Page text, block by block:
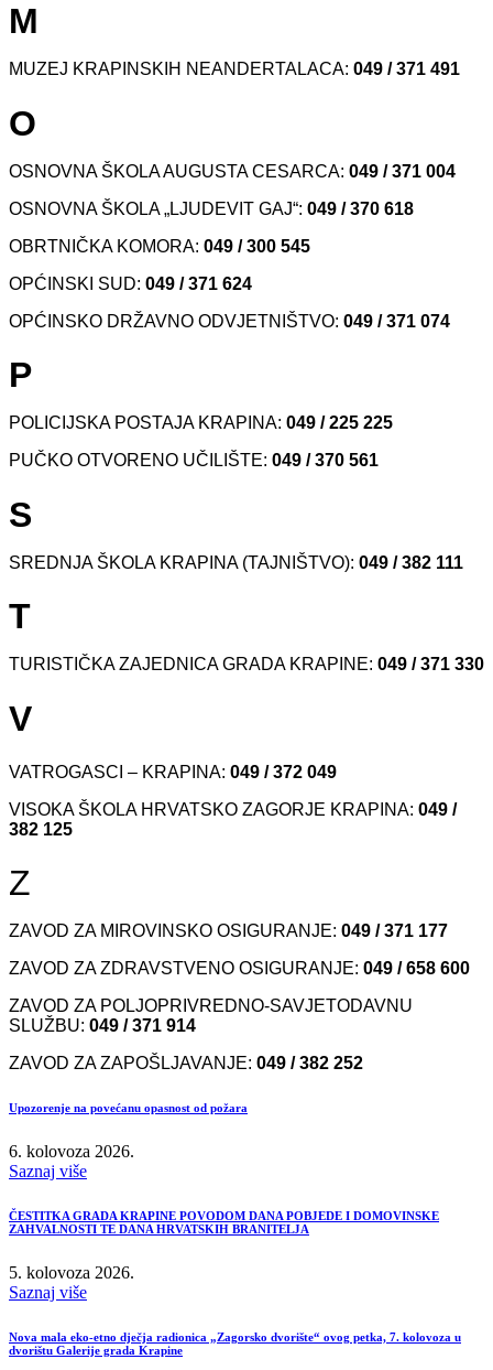
M
MUZEJ KRAPINSKIH NEANDERTALACA: 049 /371 491
O
OSNOVNA ŠKOLA AUGUSTA CESARCA: 049 /371 004
OSNOVNA ŠKOLA „LJUDEVIT GAJ“: 049 / 370 618
OBRTNIČKA KOMORA: 049 / 300 545
OPĆINSKI SUD: 049 / 371 624
OPĆINSKO DRŽAVNO ODVJETNIŠTVO: 049 / 371 074
P
POLICIJSKA POSTAJA KRAPINA: 049 / 225 225
PUČKO OTVORENO UČILIŠTE: 049 / 370 561
S
SREDNJA ŠKOLA KRAPINA (TAJNIŠTVO): 049 /382 111
T
TURISTIČKA ZAJEDNICA GRADA KRAPINE: 049 / 371 330
V
VATROGASCI – KRAPINA: 049 / 372 049
VISOKA ŠKOLA HRVATSKO ZAGORJE KRAPINA: 049 /
382 125
Z
ZAVOD ZA MIROVINSKO OSIGURANJE: 049 / 371 177
ZAVOD ZA ZDRAVSTVENO OSIGURANJE: 049 / 658 600
ZAVOD ZA POLJOPRIVREDNO-SAVJETODAVNU
SLUŽBU: 049 / 371 914
ZAVOD ZA ZAPOŠLJAVANJE: 049 / 382 252
Upozorenje na povećanu opasnost od požara
6. kolovoza 2026.
Saznaj više
ČESTITKA GRADA KRAPINE POVODOM DANA POBJEDE I DOMOVINSKE
ZAHVALNOSTI TE DANA HRVATSKIH BRANITELJA
5. kolovoza 2026.
Saznaj više
Nova mala eko-etno dječja radionica „Zagorsko dvorište“ ovog petka, 7. kolovoza u
dvorištu Galerije grada Krapine